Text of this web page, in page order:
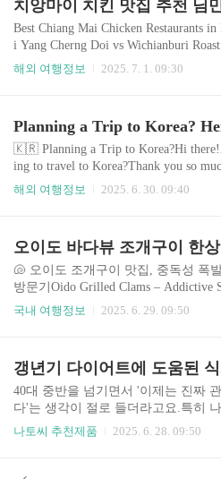
감량 22.5..
원래 당뇨병 치료제인 오젬픽
분(세마글루타이드)을 사용하지만,위
감량 목적에 맞춰 용량을 높인 제품이
비 효과 (임상시험 결과 포함)가장 궁
살이 빠질까? 라는 점이죠.위고비는
출 속도를 늦추는 방식으로 체중 감
다.결국..
Best Chiang Mai Chicken Restaurants
i Yang Cherng Doi vs Wichianburi
앙마이 치킨 맛집 찾고 계신가요? 님
est chicken in Chiang Mai? Check out
w of two local hotspots in
Doi and Wichianburi Roast
nu tips, and delivery info. 🍗 ..
해외 여행정보 2025. 7. 1. 09:30
🇰🇷 Planning a Trip to Korea?Hi
ing to travel to Korea?Thank you so
erest in Korean culture—whether it’s K-
ike to share something just as
mindful of when visi..
해외 여행정보 2025. 6. 30. 09:40
🐚 오이도 조개구이 맛집, 중독성 폭
방문기Oido Grilled Clams – Addictive
ae Pocha 며칠 전, 친구들과 찜해둔 **
sited Jogae Pocha, a famous grilled
Oido with my friends.It’s very close to
offers generous portions—definitely
바닷바람 솔솔~ 오이도 조개포차 위치
al Vi..
국내 여행정보 2025. 6. 29. 09:50
40대 중반을 넘기면서 '이제는 진짜
다'는 생각이 절로 들더라고요.특히
갱년기 초기 증상이 겹치면서 몸이 붓
싶어 식단 조절과 단백질 보충을 시작
나토씨 추천제품 2025. 6. 28. 09:50